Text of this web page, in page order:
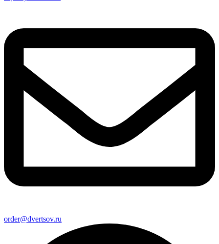
order@dvertsov.ru